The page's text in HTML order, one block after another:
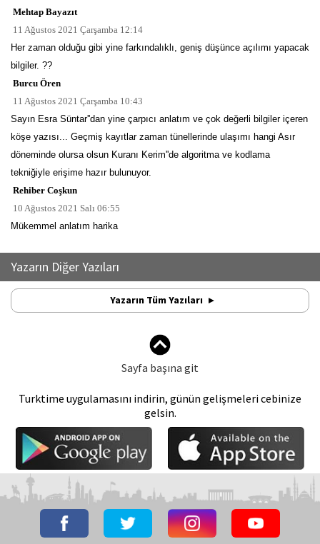
Mehtap Bayazıt
11 Ağustos 2021 Çarşamba 12:14
Her zaman olduğu gibi yine farkındalıklı, geniş düşünce açılımı yapacak
bilgiler. ??
Burcu Ören
11 Ağustos 2021 Çarşamba 10:43
Sayın Esra Süntar''dan yine çarpıcı anlatım ve çok değerli bilgiler içeren
köşe yazısı... Geçmiş kayıtlar zaman tünellerinde ulaşımı hangi Asır
döneminde olursa olsun Kuranı Kerim''de algoritma ve kodlama
tekniğiyle erişime hazır bulunuyor.
Rehiber Coşkun
10 Ağustos 2021 Salı 06:55
Mükemmel anlatım harika
Yazarın Diğer Yazıları
Yazarın Tüm Yazıları
Sayfa başına git
Turktime uygulamasını indirin, günün gelişmeleri cebinize
gelsin.